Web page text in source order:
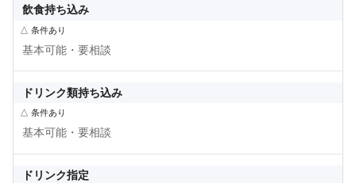
飲食持ち込み
△ 条件あり
基本可能・要相談
ドリンク類持ち込み
△ 条件あり
基本可能・要相談
ドリンク指定